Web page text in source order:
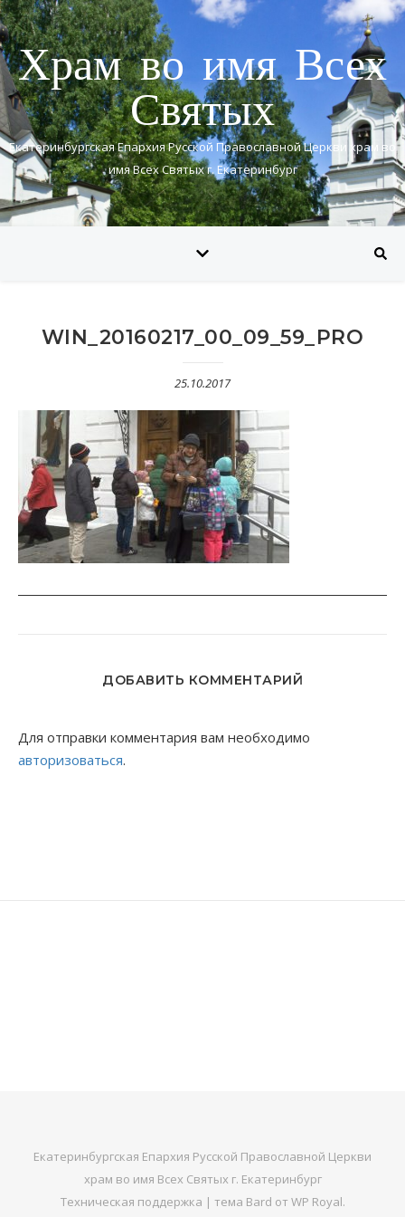
Храм во имя Всех
Святых
Екатеринбургская Епархия Русской Православной Церкви храм во
имя Всех Святых г. Екатеринбург
WIN_20160217_00_09_59_PRO
25.10.2017
ДОБАВИТЬ КОММЕНТАРИЙ
Для отправки комментария вам необходимо
авторизоваться.
Екатеринбургская Епархия Русской Православной Церкви
храм во имя Всех Святых г. Екатеринбург
Техническая поддержка | тема Bard от WP Royal.